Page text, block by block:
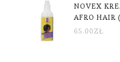
NOVEX
AFRO HAIR
65.00ZŁ